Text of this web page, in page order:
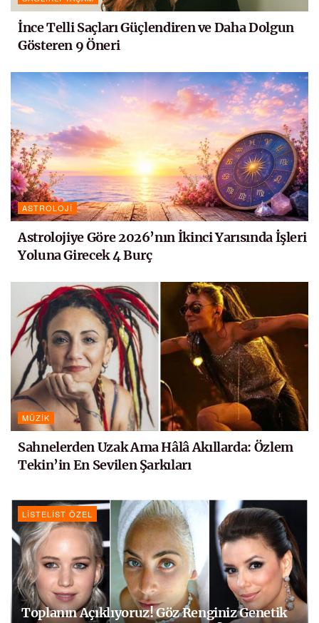
İnce Telli Saçları Güçlendiren ve Daha Dolgun
Gösteren 9 Öneri
ASTROLOJI
Astrolojiye Göre 2026’nın İkinci Yarısında İşleri
Yoluna Girecek 4 Burç
MÜZIK
Sahnelerden Uzak Ama Hâlâ Akıllarda: Özlem
Tekin’in En Sevilen Şarkıları
LISTELIST ÖZEL
Toplanın Açıklıyoruz! Göz Renginiz Genetik